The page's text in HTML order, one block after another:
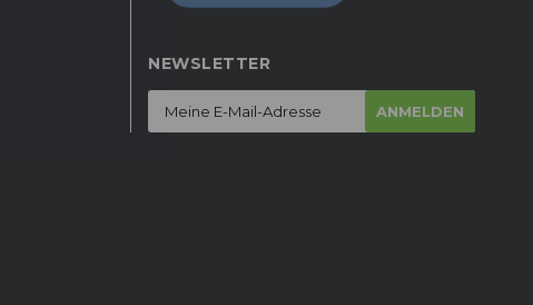
NEWSLETTER
ANMELDEN